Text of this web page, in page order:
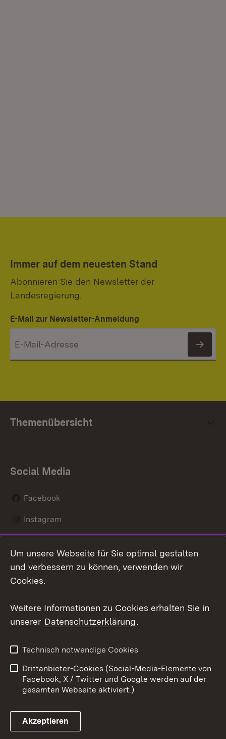
Immer auf dem neuesten Stand
Abonnieren Sie den Newsletter der
Landesregierung.
E-Mail zur Newsletter-Anmeldung
Themenübersicht
Social Media
Facebook
Instagram
Mastodon
Youtube
Link zum Landesportal
Kontakt
Datenschutz
Barrierefreiheit
Impressum Cookies
Um unsere Webseite für Sie optimal gestalten
und verbessern zu können, verwenden wir
Cookies.
Weitere Informationen zu Cookies erhalten Sie in
unserer Datenschutzerklärung.
Technisch notwendige Cookies
Drittanbieter-Cookies (Social-Media-Elemente von
Facebook, X / Twitter und Google werden auf der
gesamten Webseite aktiviert.)
Akzeptieren